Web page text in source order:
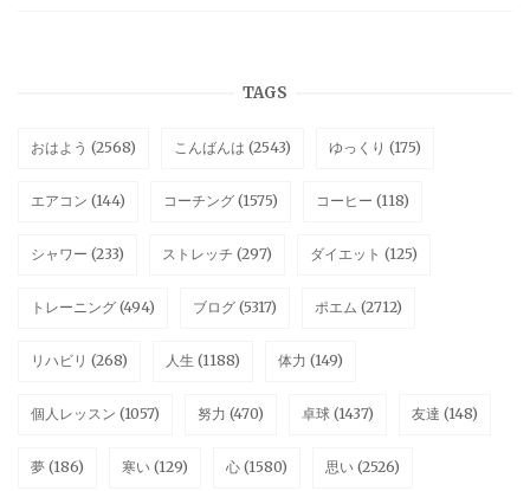
TAGS
おはよう (2568) こんばんは (2543) ゆっくり (175)
エアコン (144) コーチング (1575) コーヒー (118)
シャワー (233) ストレッチ (297) ダイエット (125)
トレーニング (494) ブログ (5317) ポエム (2712)
リハビリ (268) 人生 (1188) 体力 (149)
個人レッスン (1057) 努力 (470) 卓球 (1437) 友達 (148)
夢 (186) 寒い (129) 心 (1580) 思い (2526)